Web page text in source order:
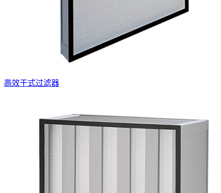
高效干式过滤器